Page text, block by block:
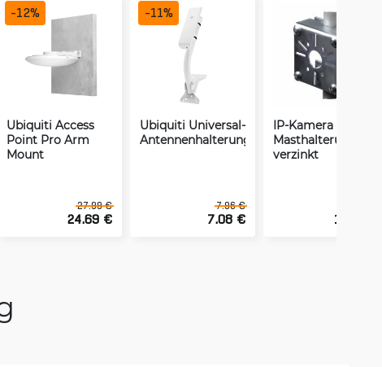
Ubiquiti Access
Point Pro Arm
Mount
27.99 €
24.69 €
-12%
Ubiquiti Universal-
Antennenhalterung
7.96 €
7.08 €
-11%
IP-Kamera
Masthalterung,
verzinkt
16.43 €